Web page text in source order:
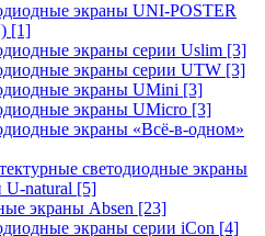
экраны UNI-POSTER
[1]
экраны серии Uslim [3]
экраны серии UTW [3]
экраны UMini [3]
экраны UMicro [3]
экраны «Всё-в-одном»
светодиодные экраны
U-natural [5]
экраны Absen [23]
экраны серии iCon [4]